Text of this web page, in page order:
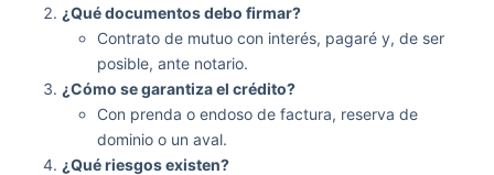
¿Qué documentos debo firmar?
Contrato de mutuo con interés, pagaré y, de ser
posible, ante notario.
¿Cómo se garantiza el crédito?
Con prenda o endoso de factura, reserva de
dominio o un aval.
¿Qué riesgos existen?